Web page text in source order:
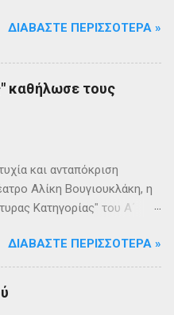
ΔΙΑΒΆΣΤΕ ΠΕΡΙΣΣΌΤΕΡΑ »
καθήλωσε τους
και ανταπόκριση
Αλίκη Βουγιουκλάκη, η
Κατηγορίας" του Α΄
γέμισε και πάνω από
δύο βραδιές απόλαυσαν
σπουδαία παράσταση
Το έργο της Αγκάθα
ΔΙΑΒΆΣΤΕ ΠΕΡΙΣΣΌΤΕΡΑ »